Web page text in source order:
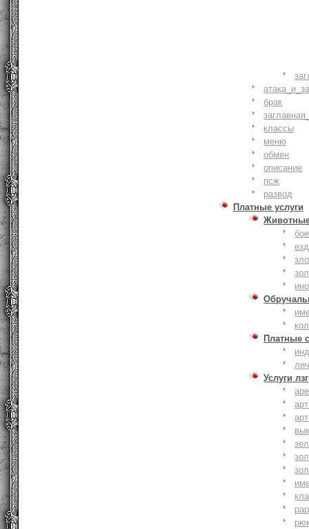
брак
классы
меню
обмен
описание
псж
развод
Платные услуги
Платные
Услуги лзг